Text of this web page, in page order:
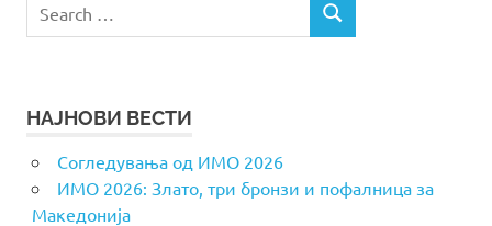
for:
SEARCH
НАЈНОВИ ВЕСТИ
Согледувања од ИМО 2026
ИМО 2026: Злато, три бронзи и пофалница за
Македонија